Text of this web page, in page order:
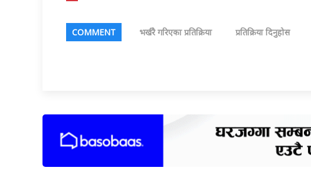
COMMENT भर्खरै गरिएका प्रतिक्रिया प्रतिक्रिया दिनुहोस